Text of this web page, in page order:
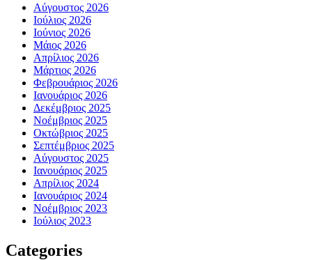
Αύγουστος 2026
Ιούλιος 2026
Ιούνιος 2026
Μάιος 2026
Απρίλιος 2026
Μάρτιος 2026
Φεβρουάριος 2026
Ιανουάριος 2026
Δεκέμβριος 2025
Νοέμβριος 2025
Οκτώβριος 2025
Σεπτέμβριος 2025
Αύγουστος 2025
Ιανουάριος 2025
Απρίλιος 2024
Ιανουάριος 2024
Νοέμβριος 2023
Ιούλιος 2023
Categories